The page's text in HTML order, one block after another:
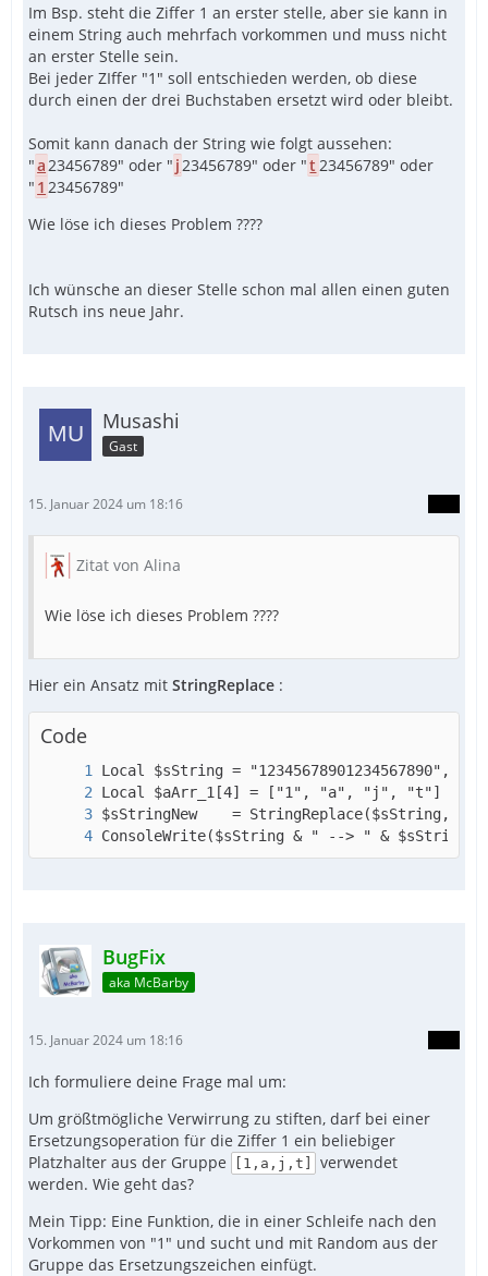
Im Bsp. steht die Ziffer 1 an erster stelle, aber sie kann in
einem String auch mehrfach vorkommen und muss nicht
an erster Stelle sein.
Bei jeder ZIffer "1" soll entschieden werden, ob diese
durch einen der drei Buchstaben ersetzt wird oder bleibt.
Somit kann danach der String wie folgt aussehen:
"a 23456789" oder " j 23456789" oder "t 23456789" oder
" 1 23456789"
Wie löse ich dieses Problem ????
Ich wünsche an dieser Stelle schon mal allen einen guten
Rutsch ins neue Jahr.
Musashi
Gast
15. Januar 2024 um 18:16
Zitat von Alina
Wie löse ich dieses Problem ????
Hier ein Ansatz mit StringReplace :
Code
ConsoleWrite($sString & " --> " & $sStringNew
BugFix
aka McBarby
15. Januar 2024 um 18:16
Ich formuliere deine Frage mal um:
Um größtmögliche Verwirrung zu stiften, darf bei einer
Ersetzungsoperation für die Ziffer 1 ein beliebiger
Platzhalter aus der Gruppe
[1,a,j,t]
verwendet
werden. Wie geht das?
Mein Tipp: Eine Funktion, die in einer Schleife nach den
Vorkommen von "1" und sucht und mit Random aus der
Gruppe das Ersetzungszeichen einfügt.